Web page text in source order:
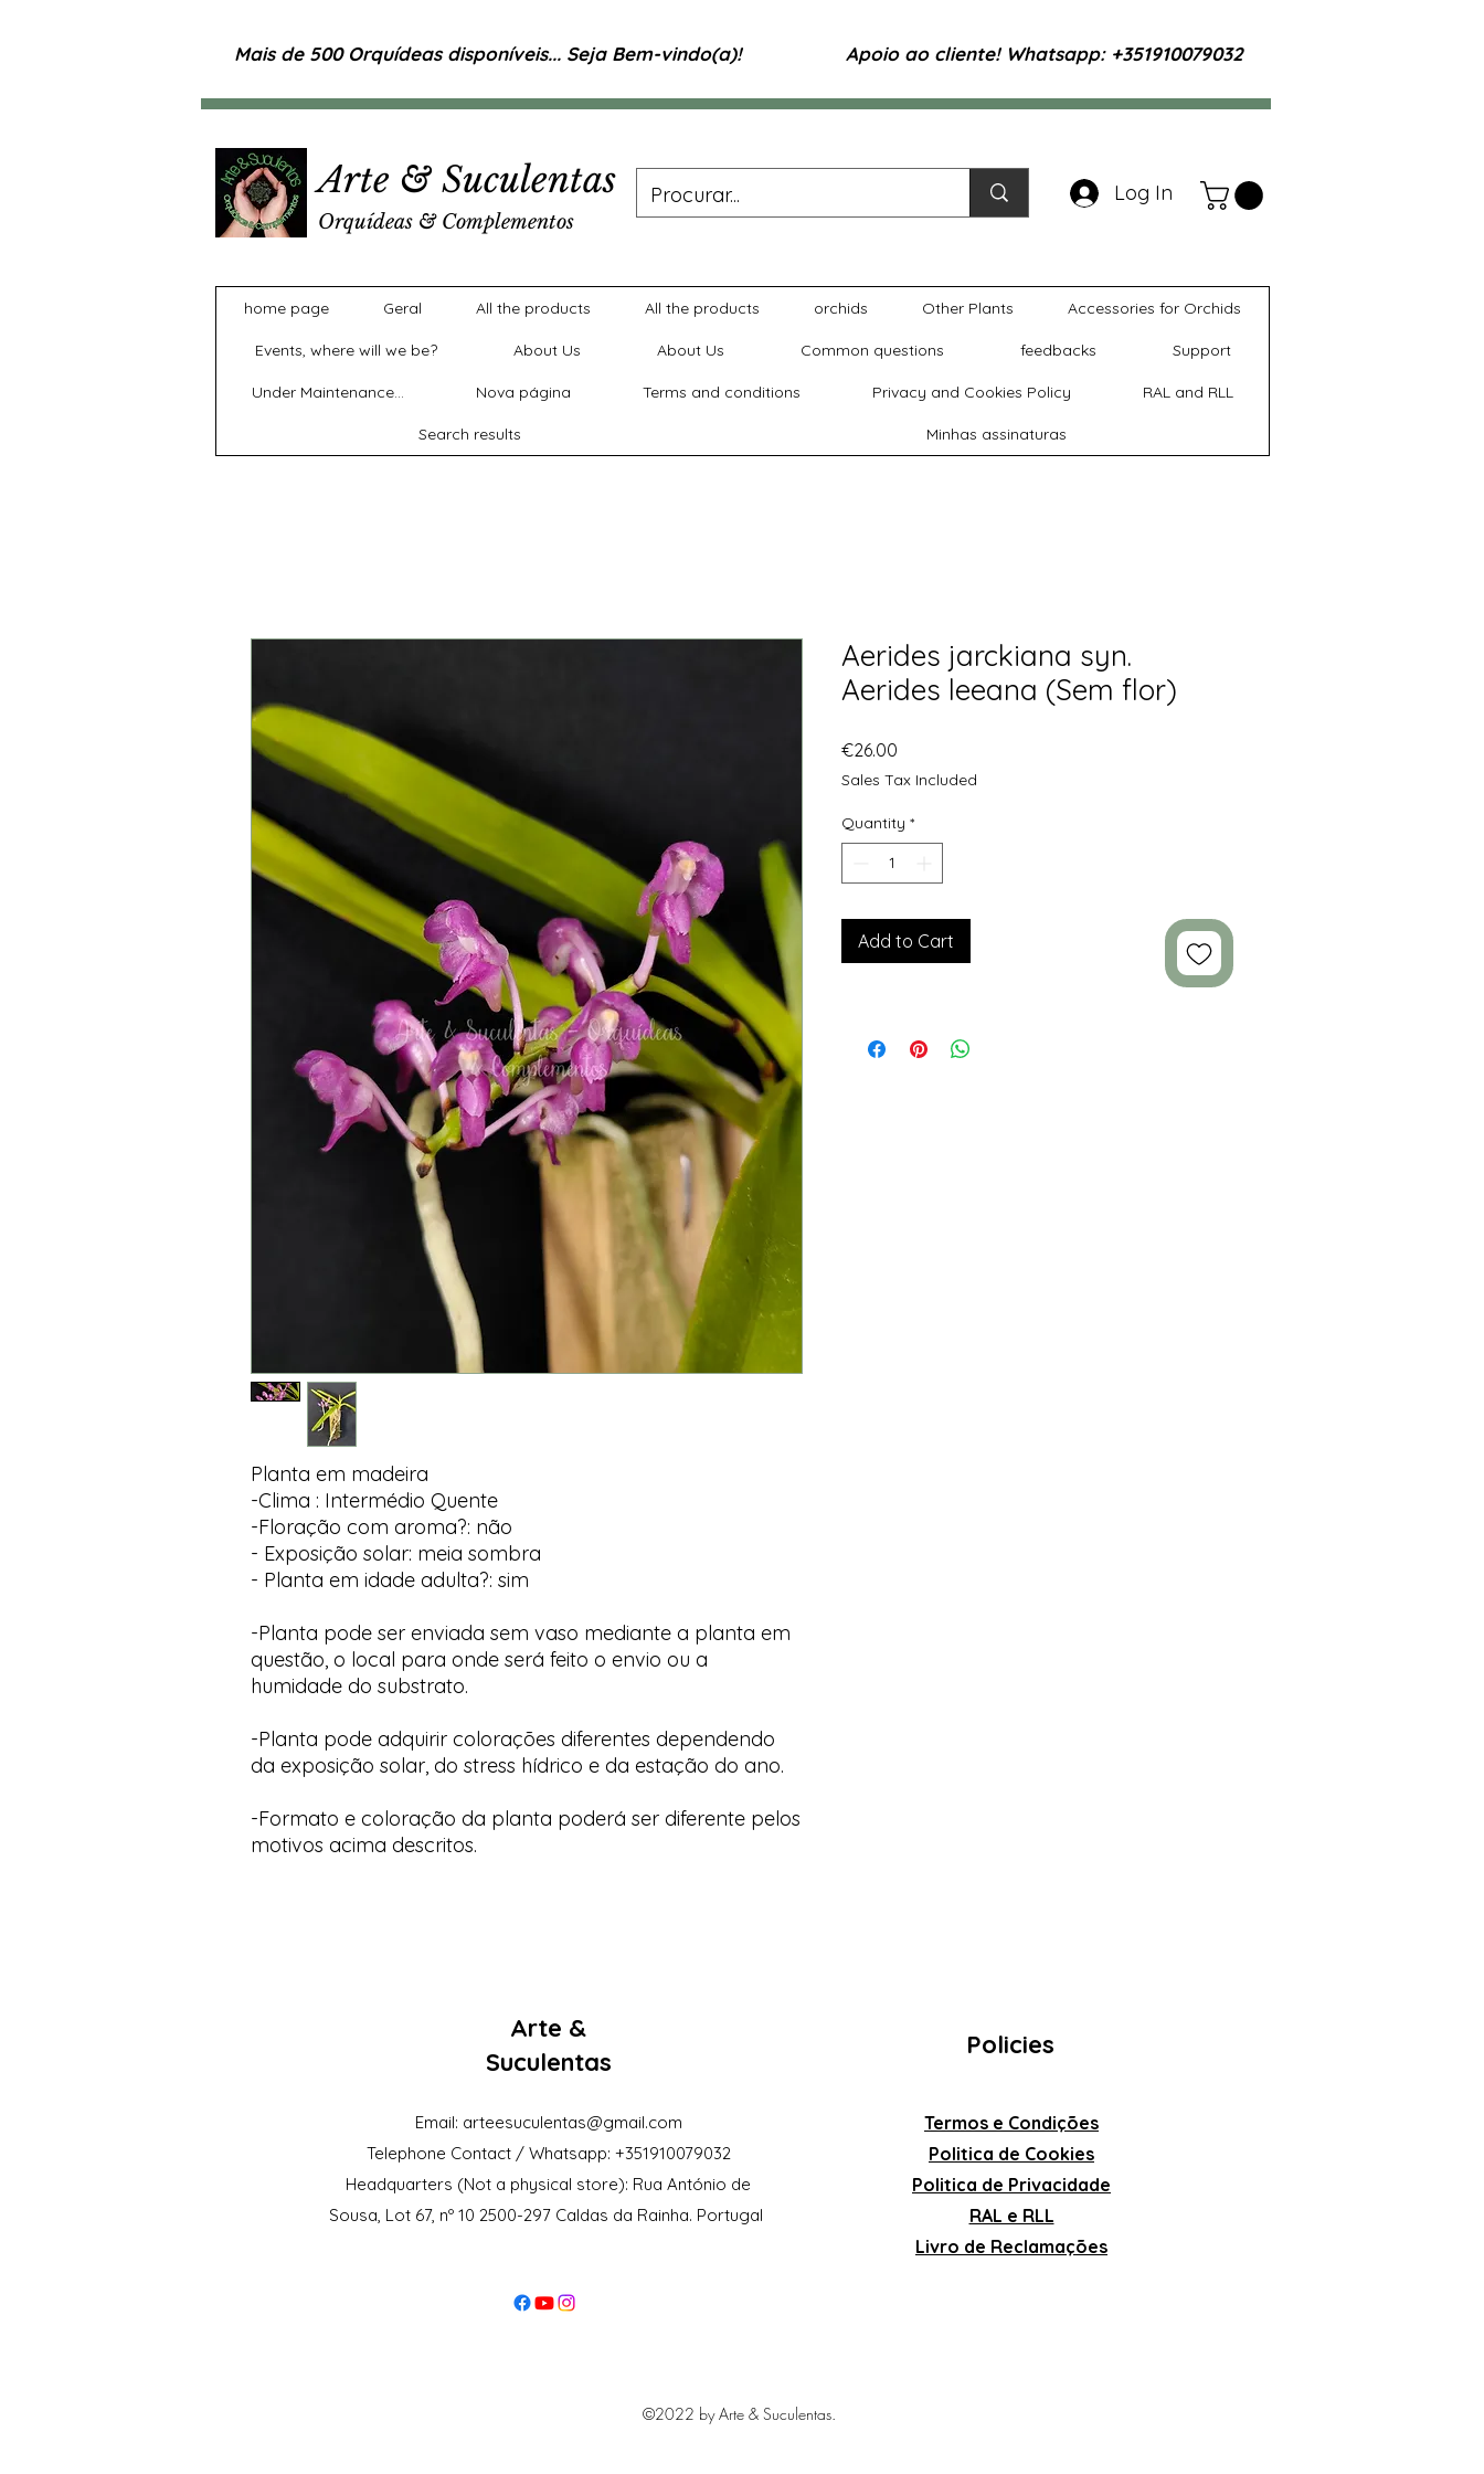
Mais de 500 Orquídeas disponíveis... Seja Bem-vindo(a)! Apoio ao cliente! Whatsapp: +351910079032
Arte & Suculentas
Orquídeas & Complementos
Log In
home page Geral All the products All the products orchids Other Plants Accessories for Orchids
Events, where will we be? About Us About Us Common questions feedbacks Support
Under Maintenance... Nova página Terms and conditions Privacy and Cookies Policy RAL and RLL
Search results Minhas assinaturas
Planta em madeira
-Clima : Intermédio Quente
-Floração com aroma?: não
- Exposição solar: meia sombra
- Planta em idade adulta?: sim
-Planta pode ser enviada sem vaso mediante a planta em
questão, o local para onde será feito o envio ou a
humidade do substrato.
-Planta pode adquirir colorações diferentes dependendo
da exposição solar, do stress hídrico e da estação do ano.
-Formato e coloração da planta poderá ser diferente pelos
motivos acima descritos.
Aerides jarckiana syn.
Aerides leeana (Sem flor)
€26.00
Sales Tax Included
Quantity *
Add to Cart
Arte &
Suculentas
Email: arteesuculentas@gmail.com
Telephone Contact / Whatsapp: +351910079032
Headquarters (Not a physical store): Rua António de
Sousa, Lot 67, nº 10 2500-297 Caldas da Rainha. Portugal
Policies
Termos e Condições
Politica de Cookies
Politica de Privacidade
RAL e RLL
Livro de Reclamações
©2022 by Arte & Suculentas.